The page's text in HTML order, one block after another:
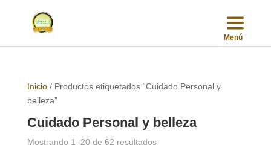
Inicio/ Productos etiquetados “Cuidado Personal y
belleza”
Cuidado Personal y belleza
Mostrando 1–20 de 62 resultadosSorted